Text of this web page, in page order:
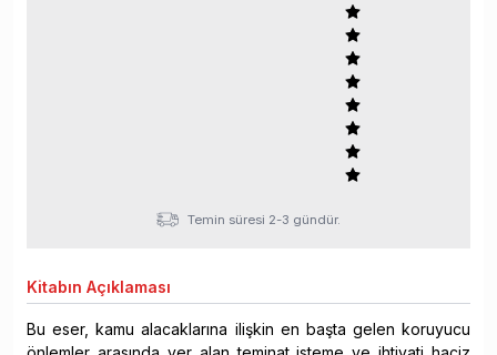
Temin süresi 2-3 gündür.
Kitabın Açıklaması
Bu eser, kamu alacaklarına ilişkin en başta gelen koruyucu